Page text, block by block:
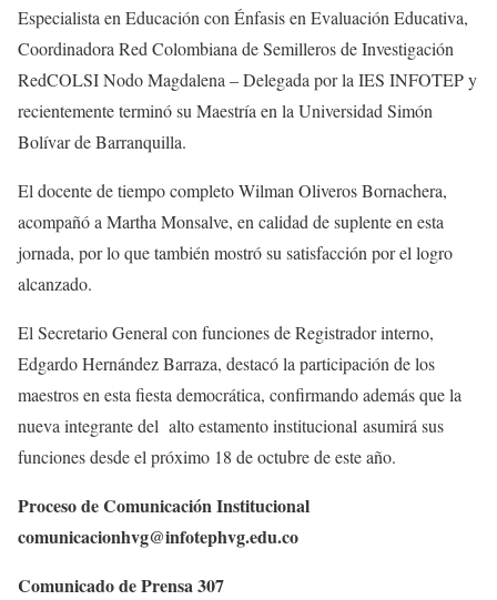
Especialista en Educación con Énfasis en Evaluación Educativa,
Coordinadora Red Colombiana de Semilleros de Investigación
RedCOLSI Nodo Magdalena – Delegada por la IES INFOTEP y
recientemente terminó su Maestría en la Universidad Simón
Bolívar de Barranquilla.
El docente de tiempo completo Wilman Oliveros Bornachera,
acompañó a Martha Monsalve, en calidad de suplente en esta
jornada, por lo que también mostró su satisfacción por el logro
alcanzado.
El Secretario General con funciones de Registrador interno,
Edgardo Hernández Barraza, destacó la participación de los
maestros en esta fiesta democrática, confirmando además que la
nueva integrante del alto estamento institucional asumirá sus
funciones desde el próximo 18 de octubre de este año.
Proceso de Comunicación Institucional
comunicacionhvg@infotephvg.edu.co
Comunicado de Prensa 307